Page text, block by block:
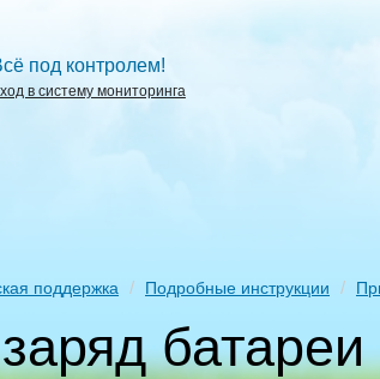
под контролем!
в систему мониторинга
поддержка Подробные инструкции
батареи